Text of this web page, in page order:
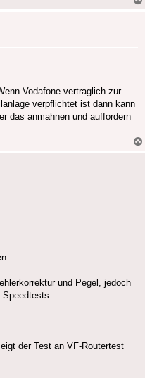
Vodafone vertraglich zur
verpflichtet ist dann kann
das anmahnen und auffordern
und Pegel, jedoch
Speedtests
der Test an VF-Routertest